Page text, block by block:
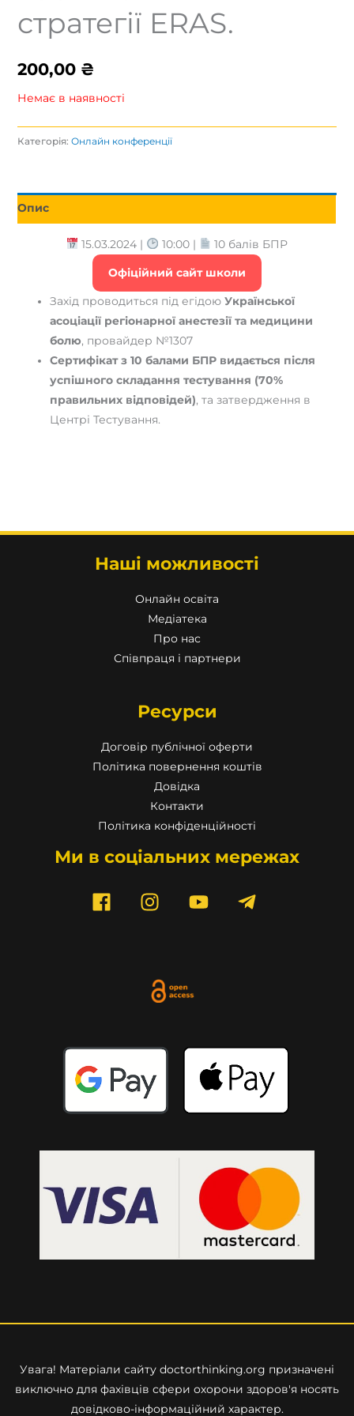
стратегії ERAS.
200,00 ₴
Немає в наявності
Категорія:Онлайн конференції
Опис
15.03.2024 | 10:00 | 10 балів БПР
Офіційний сайт школи
Захід проводиться під егідоюУкраїнської
асоціації регіонарної анестезії та медицини
болю, провайдер №1307
Сертифікат з 10 балами БПР видається після
успішного складання тестування (70%
правильних відповідей), та затвердження в
Центрі Тестування.
Наші можливості
Онлайн освіта
Медіатека
Про нас
Співпраця і партнери
Ресурси
Договір публічної оферти
Політика повернення коштів
Довідка
Контакти
Політика конфіденційності
Ми в соціальних мережах
Увага! Матеріали сайту doctorthinking.org призначені
виключно для фахівців сфери охорони здоров'я носять
довідково-інформаційний характер.